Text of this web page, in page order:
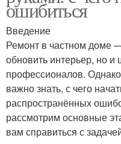
ошибиться
Введение
Ремонт в частном доме
обновить интерьер, но и
профессионалов.
важно знать, с чего
распространённых
рассмотрим основные
вам справиться с